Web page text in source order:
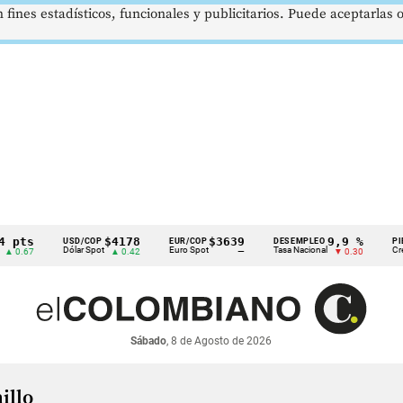
pts
0.67
USD/COP
Dólar Spot
$4178
▲ 0.42
EUR/COP
Euro Spot
$3639 DESEMPLEO
Tasa Nacional
9,9 %
▼ 0.30
PIB
Sábado, 8 de Agosto de 2026
estadísticos, funcionales y publicitarios. Puede aceptarlas